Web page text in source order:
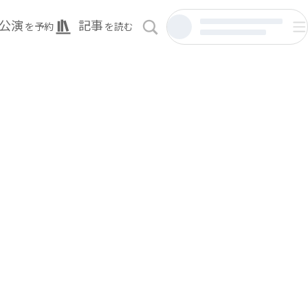
公演 を予約 記事 を読む